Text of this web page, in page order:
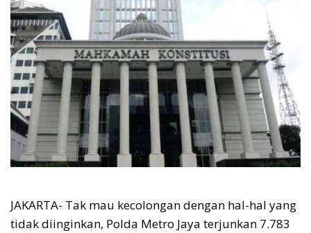
JAKARTA- Tak mau kecolongan dengan hal-hal yang
tidak diinginkan, Polda Metro Jaya terjunkan 7.783